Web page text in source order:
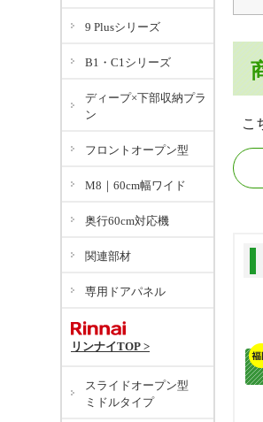
こ
9 Plusシリーズ
B1・C1シリーズ
ディープ×下部収納プラ
ン
フロントオープン型
M8｜60cm幅ワイド
奥行60cm対応機
関連部材
専用ドアパネル
リンナイTOP >
スライドオープン型
ミドルタイプ